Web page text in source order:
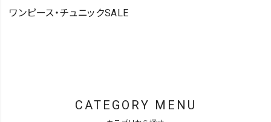
ワンピース・チュニックSALE
CATEGORY MENU